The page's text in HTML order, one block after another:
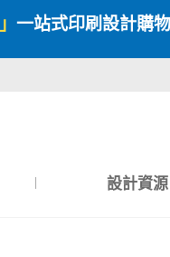
一站式印刷設計購
設計資源